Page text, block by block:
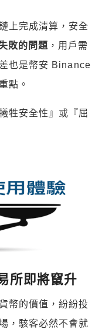
上完成清算，安全
敗的問題 ，用戶需
也是幣安 Binance
點。
牲安全性』或『屈
所即將竄升
幣的價值，紛紛投
，駭客必然不會就